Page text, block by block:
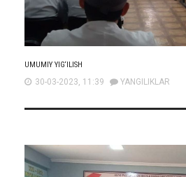
UMUMIY YIG‘ILISH
30-03-2023, 11:39 YANGILIKLAR